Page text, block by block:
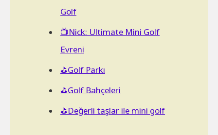
Golf
📺Nick: Ultimate Mini Golf
Evreni
⛳Golf Parkı
⛳Golf Bahçeleri
⛳Değerli taşlar ile mini golf